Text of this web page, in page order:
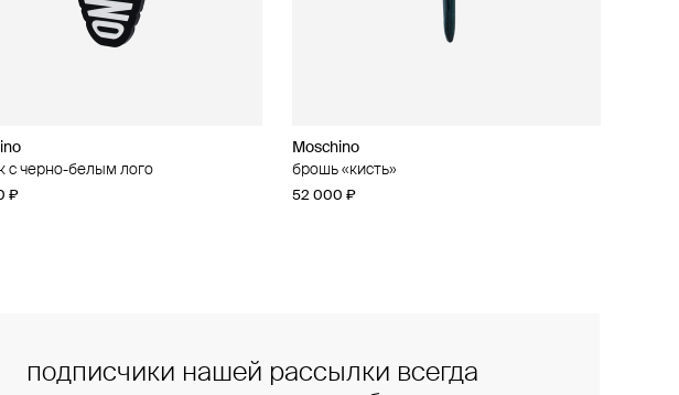
с черно-белым лого
₽
Moschino
брошь «кисть»
52 000 ₽
с кошельком
₽
подписчики нашей рассылки всегда